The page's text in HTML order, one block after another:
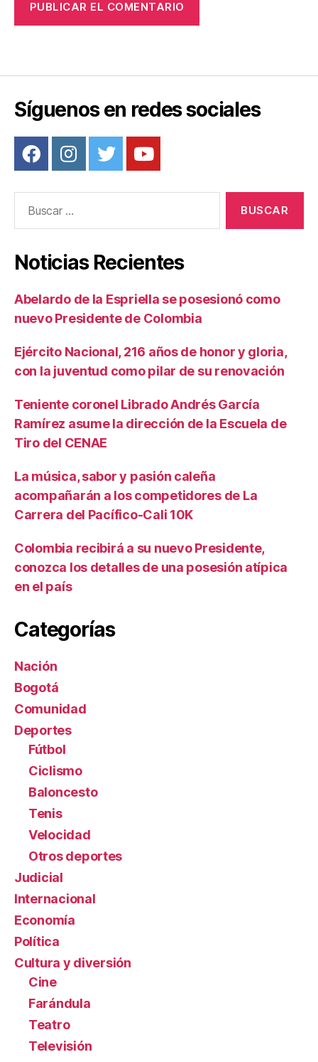
Síguenos en redes sociales
Noticias Recientes
Abelardo de la Espriella se posesionó como
nuevo Presidente de Colombia
Ejército Nacional, 216 años de honor y gloria,
con la juventud como pilar de su renovación
Teniente coronel Librado Andrés García
Ramírez asume la dirección de la Escuela de
Tiro del CENAE
La música, sabor y pasión caleña
acompañarán a los competidores de La
Carrera del Pacífico-Cali 10K
Colombia recibirá a su nuevo Presidente,
conozca los detalles de una posesión atípica
en el país
Categorías
Nación
Bogotá
Comunidad
Deportes
Fútbol
Ciclismo
Baloncesto
Tenis
Velocidad
Otros deportes
Judicial
Internacional
Economía
Política
Cultura y diversión
Cine
Farándula
Teatro
Televisión